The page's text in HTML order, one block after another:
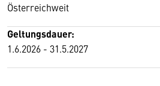
Österreichweit
Geltungsdauer:
1.6.2026 - 31.5.2027